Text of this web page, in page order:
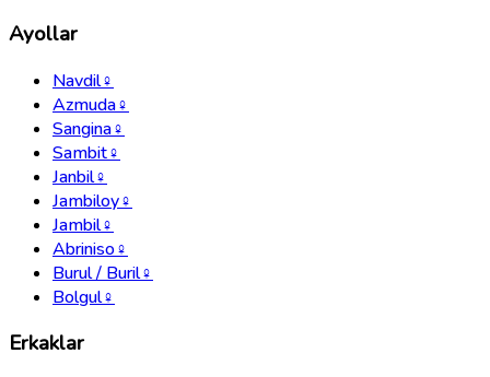
Ayollar
Navdil♀
Azmuda♀
Sangina♀
Sambit♀
Janbil♀
Jambiloy♀
Jambil♀
Abriniso♀
Burul / Buril♀
Bolgul♀
Erkaklar